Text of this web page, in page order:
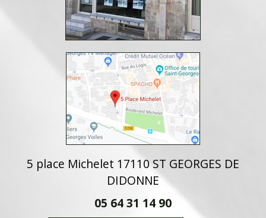
5 place Michelet 17110 ST GEORGES DE
DIDONNE
05 64 31 14 90